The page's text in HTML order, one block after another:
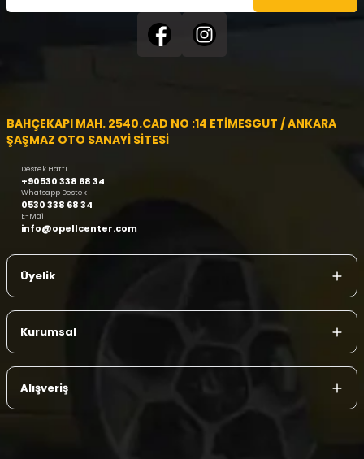
BAHÇEKAPI MAH. 2540.CAD NO :14 ETİMESGUT / ANKARA
ŞAŞMAZ OTO SANAYİ SİTESİ
Destek Hattı
+90530 338 68 34
Whatsapp Destek
0530 338 68 34
E-Mail
info@opellcenter.com
Üyelik
Kurumsal
Alışveriş